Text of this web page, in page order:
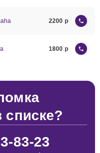
2200
1800
списке?
83-23